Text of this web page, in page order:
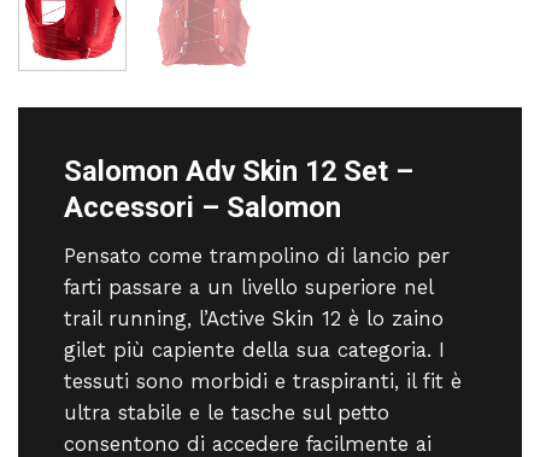
Salomon Adv Skin 12 Set –
Accessori – Salomon
Pensato come trampolino di lancio per
farti passare a un livello superiore nel
trail running, l’Active Skin 12 è lo zaino
gilet più capiente della sua categoria. I
tessuti sono morbidi e traspiranti, il fit è
ultra stabile e le tasche sul petto
consentono di accedere facilmente ai